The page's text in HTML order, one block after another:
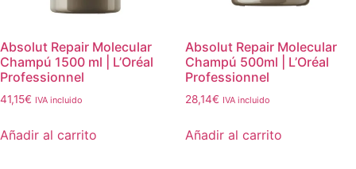
Absolut Repair Molecular
Champú 1500 ml | L’Oréal
Professionnel
41,15€ IVA incluido
Añadir al carrito
Absolut Repair Molecular
Champú 500ml | L’Oréal
Professionnel
28,14€ IVA incluido
Añadir al carrito